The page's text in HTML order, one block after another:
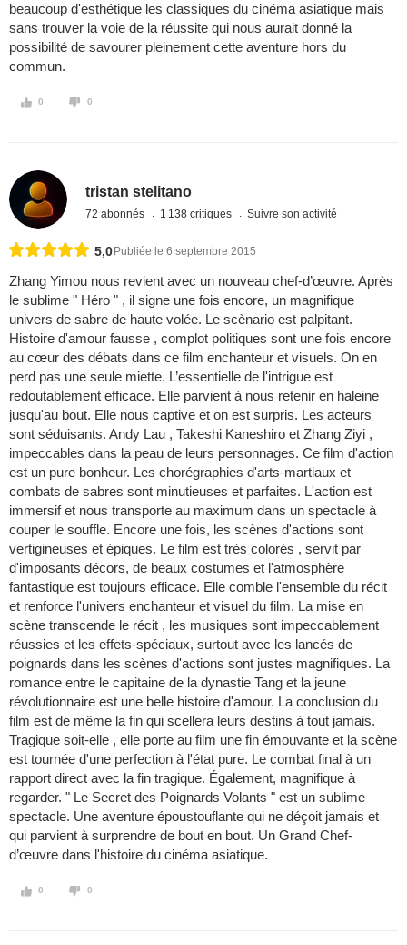
beaucoup d'esthétique les classiques du cinéma asiatique mais
sans trouver la voie de la réussite qui nous aurait donné la
possibilité de savourer pleinement cette aventure hors du
commun.
0 0
tristan stelitano
72 abonnés 1 138 critiques Suivre son activité
5,0 Publiée le 6 septembre 2015
Zhang Yimou nous revient avec un nouveau chef-d’œuvre. Après
le sublime " Héro " , il signe une fois encore, un magnifique
univers de sabre de haute volée. Le scènario est palpitant.
Histoire d'amour fausse , complot politiques sont une fois encore
au cœur des débats dans ce film enchanteur et visuels. On en
perd pas une seule miette. L’essentielle de l'intrigue est
redoutablement efficace. Elle parvient à nous retenir en haleine
jusqu'au bout. Elle nous captive et on est surpris. Les acteurs
sont séduisants. Andy Lau , Takeshi Kaneshiro et Zhang Ziyi ,
impeccables dans la peau de leurs personnages. Ce film d'action
est un pure bonheur. Les chorégraphies d'arts-martiaux et
combats de sabres sont minutieuses et parfaites. L'action est
immersif et nous transporte au maximum dans un spectacle à
couper le souffle. Encore une fois, les scènes d'actions sont
vertigineuses et épiques. Le film est très colorés , servit par
d'imposants décors, de beaux costumes et l'atmosphère
fantastique est toujours efficace. Elle comble l'ensemble du récit
et renforce l'univers enchanteur et visuel du film. La mise en
scène transcende le récit , les musiques sont impeccablement
réussies et les effets-spéciaux, surtout avec les lancés de
poignards dans les scènes d'actions sont justes magnifiques. La
romance entre le capitaine de la dynastie Tang et la jeune
révolutionnaire est une belle histoire d'amour. La conclusion du
film est de même la fin qui scellera leurs destins à tout jamais.
Tragique soit-elle , elle porte au film une fin émouvante et la scène
est tournée d'une perfection à l'état pure. Le combat final à un
rapport direct avec la fin tragique. Également, magnifique à
regarder. " Le Secret des Poignards Volants " est un sublime
spectacle. Une aventure époustouflante qui ne déçoit jamais et
qui parvient à surprendre de bout en bout. Un Grand Chef-
d’œuvre dans l'histoire du cinéma asiatique.
0 0